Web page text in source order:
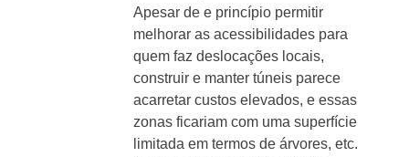
Apesar de e princípio permitir
melhorar as acessibilidades para
quem faz deslocações locais,
construir e manter túneis parece
acarretar custos elevados, e essas
zonas ficariam com uma superfície
limitada em termos de árvores, etc.